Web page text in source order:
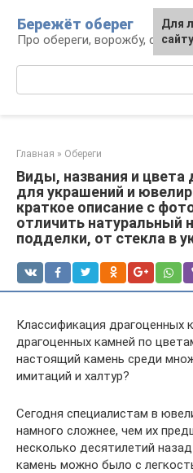
контенту
Бережёт оберег
Про обереги, ворожбу, сны и
Главная » Обереги
Виды, названия и цвета
для украшений и
краткое описание с
отличить натуральный
подделки, от стекла в
Классификация драгоценных
драгоценных камней по
настоящий камень среди
имитаций и халтур?
Сегодня специалистам в
намного сложнее, чем их
несколько десятилетий
камень можно было с
Для